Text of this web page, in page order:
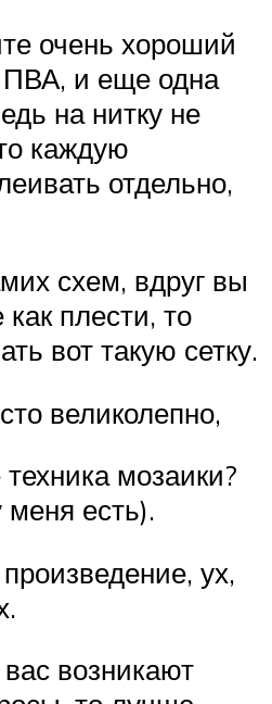
очень хороший
ПВА, и еще одна
на нитку не
каждую
отдельно,
схем, вдруг вы
плести, то
вот такую сетку.
великолепно,
мозаики?
есть).
ух,
возникают